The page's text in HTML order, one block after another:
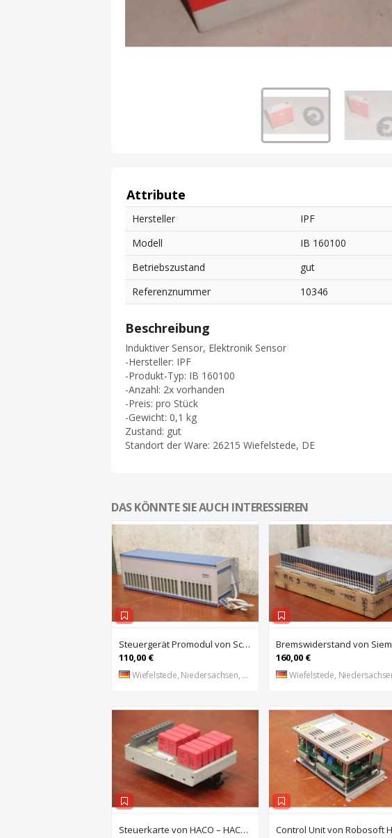
Attribute
Hersteller
IPF
Modell
IB 160100
Betriebszustand
gut
Referenznummer
10346
Beschreibung
Induktiver Sensor, Elektronik Sensor
-Hersteller: IPF
-Produkt-Typ: IB 160100
-Anzahl: 2x vorhanden
-Preis: pro Stück
-Gewicht: 0,1 kg
Zustand: gut
Standort der Ware: 26215 Wiefelstede, DE
DAS KÖNNTE SIE AUCH INTERESSIEREN
Steuergerät Promodul von Schleicher Ilsemann – KEG 24-30 KCD 1
110,00 €
Wiefelstede, Niedersachsen, DE
160,00 €
Wiefelstede, Niedersachsen,
Steuerkarte von HACO – HACE 032 PPES 30135